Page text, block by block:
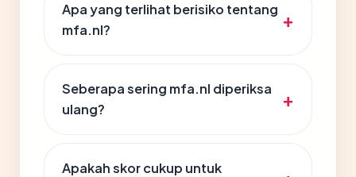
Apa yang terlihat berisiko tentang
mfa.nl?
Seberapa sering mfa.nl diperiksa
ulang?
Apakah skor cukup untuk